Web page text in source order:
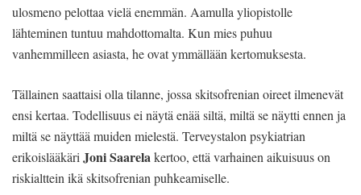
ulosmeno pelottaa vielä enemmän. Aamulla yliopistolle
lähteminen tuntuu mahdottomalta. Kun mies puhuu
vanhemmilleen asiasta, he ovat ymmällään kertomuksesta.
Tällainen saattaisi olla tilanne, jossa skitsofrenian oireet ilmenevät
ensi kertaa. Todellisuus ei näytä enää siltä, miltä se näytti ennen ja
miltä se näyttää muiden mielestä. Terveystalon psykiatrian
erikoislääkäri Joni Saarelakertoo, että varhainen aikuisuus on
riskialttein ikä skitsofrenian puhkeamiselle.